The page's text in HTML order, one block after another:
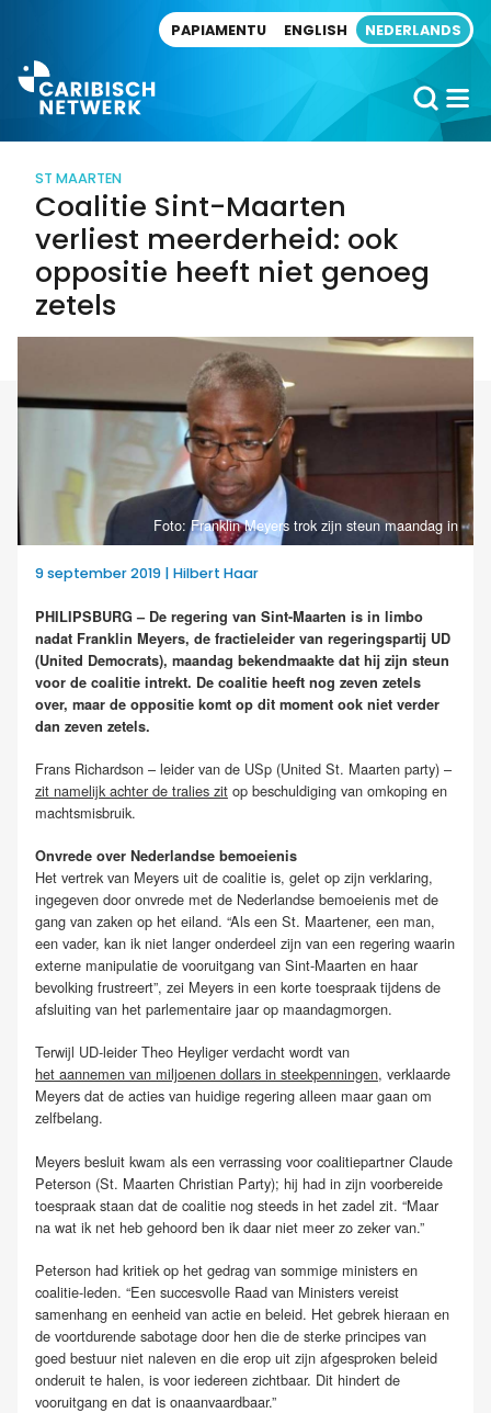
PAPIAMENTU ENGLISH NEDERLANDS
ST MAARTEN
Coalitie Sint-Maarten
verliest meerderheid: ook
oppositie heeft niet genoeg
zetels
Foto: Franklin Meyers trok zijn steun maandag in
9 september 2019 | Hilbert Haar
PHILIPSBURG – De regering van Sint-Maarten is in limbo
nadat Franklin Meyers, de fractieleider van regeringspartij UD
(United Democrats), maandag bekendmaakte dat hij zijn steun
voor de coalitie intrekt. De coalitie heeft nog zeven zetels
over, maar de oppositie komt op dit moment ook niet verder
dan zeven zetels.
Frans Richardson – leider van de USp (United St. Maarten party) –
zit namelijk achter de tralies zit op beschuldiging van omkoping en
machtsmisbruik.
Onvrede over Nederlandse bemoeienis
Het vertrek van Meyers uit de coalitie is, gelet op zijn verklaring,
ingegeven door onvrede met de Nederlandse bemoeienis met de
gang van zaken op het eiland. “Als een St. Maartener, een man,
een vader, kan ik niet langer onderdeel zijn van een regering waarin
externe manipulatie de vooruitgang van Sint-Maarten en haar
bevolking frustreert”, zei Meyers in een korte toespraak tijdens de
afsluiting van het parlementaire jaar op maandagmorgen.
Terwijl UD-leider Theo Heyliger verdacht wordt van
het aannemen van miljoenen dollars in steekpenningen, verklaarde
Meyers dat de acties van huidige regering alleen maar gaan om
zelfbelang.
Meyers besluit kwam als een verrassing voor coalitiepartner Claude
Peterson (St. Maarten Christian Party); hij had in zijn voorbereide
toespraak staan dat de coalitie nog steeds in het zadel zit. “Maar
na wat ik net heb gehoord ben ik daar niet meer zo zeker van.”
Peterson had kritiek op het gedrag van sommige ministers en
coalitie-leden. “Een succesvolle Raad van Ministers vereist
samenhang en eenheid van actie en beleid. Het gebrek hieraan en
de voortdurende sabotage door hen die de sterke principes van
goed bestuur niet naleven en die erop uit zijn afgesproken beleid
onderuit te halen, is voor iedereen zichtbaar. Dit hindert de
vooruitgang en dat is onaanvaardbaar.”